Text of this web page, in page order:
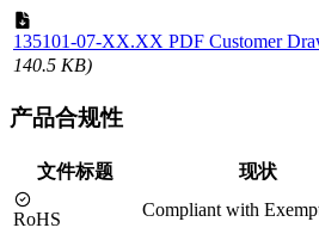
135101-07-XX.XX PDF Customer
140.5 KB)
产品合规性
文件标题 现状
RoHS Compliant with